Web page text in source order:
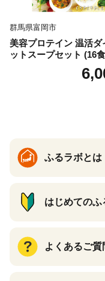
群馬県富岡市
美容プロテイン 温活ダ
ットスープセット (16
分け スープ 食べ比べ
詰合せ クラムチャウダ
ふるラボとは
はじめてのふ
よくあるご質